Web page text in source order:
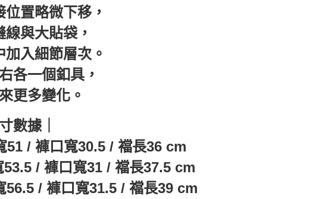
置略微下移，
與大貼袋，
入細節層次。
各一個釦具，
更多變化。
數據｜
51 / 褲口寬30.5 / 襠長36 cm
/ 褲口寬31 / 襠長37.5 cm
/ 褲口寬31.5 / 襠長39 cm